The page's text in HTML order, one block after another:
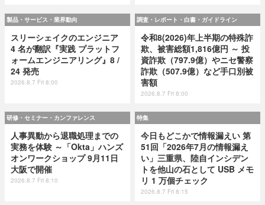
製品・サービス・業界動向
スリーシェイクのエンジニア
4 名が翻訳『実践 プラットフ
ォームエンジニアリング』8 /
24 発売
2026.8.7 Fri 8:00
調査・レポート・白書・ガイドライン
令和8(2026)年上半期の特殊詐
欺、被害総額1,816億円 ～ 投
資詐欺（797.9億）やニセ警察
詐欺（507.9億）など手口別被
害額
2026.8.7 Fri 8:00
研修・セミナー・カンファレンス
人事異動から退職処理までの
実務を体験 ～「Okta」ハンズ
オンワークショップ 9月11日
大阪で開催
2026.8.7 Fri 8:10
特集
今日もどこかで情報漏えい 第
51回「2026年7月の情報漏え
い」三重県、陸自インシデン
トを他山の石として USB メモ
リ 1 万個チェック
2026.8.7 Fri 8:15